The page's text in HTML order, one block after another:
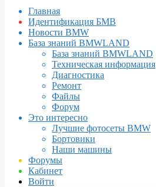
навигации
Главная
Идентификация БМВ
Новости BMW
База знаний BMWLAND
База знаний BMWLAND
Техническая информация
Диагностика
Ремонт
Файлы
Форум
Это интересно
Лучшие фотосеты BMW
Бортовики
Наши машины
Форумы
Кабинет
Войти